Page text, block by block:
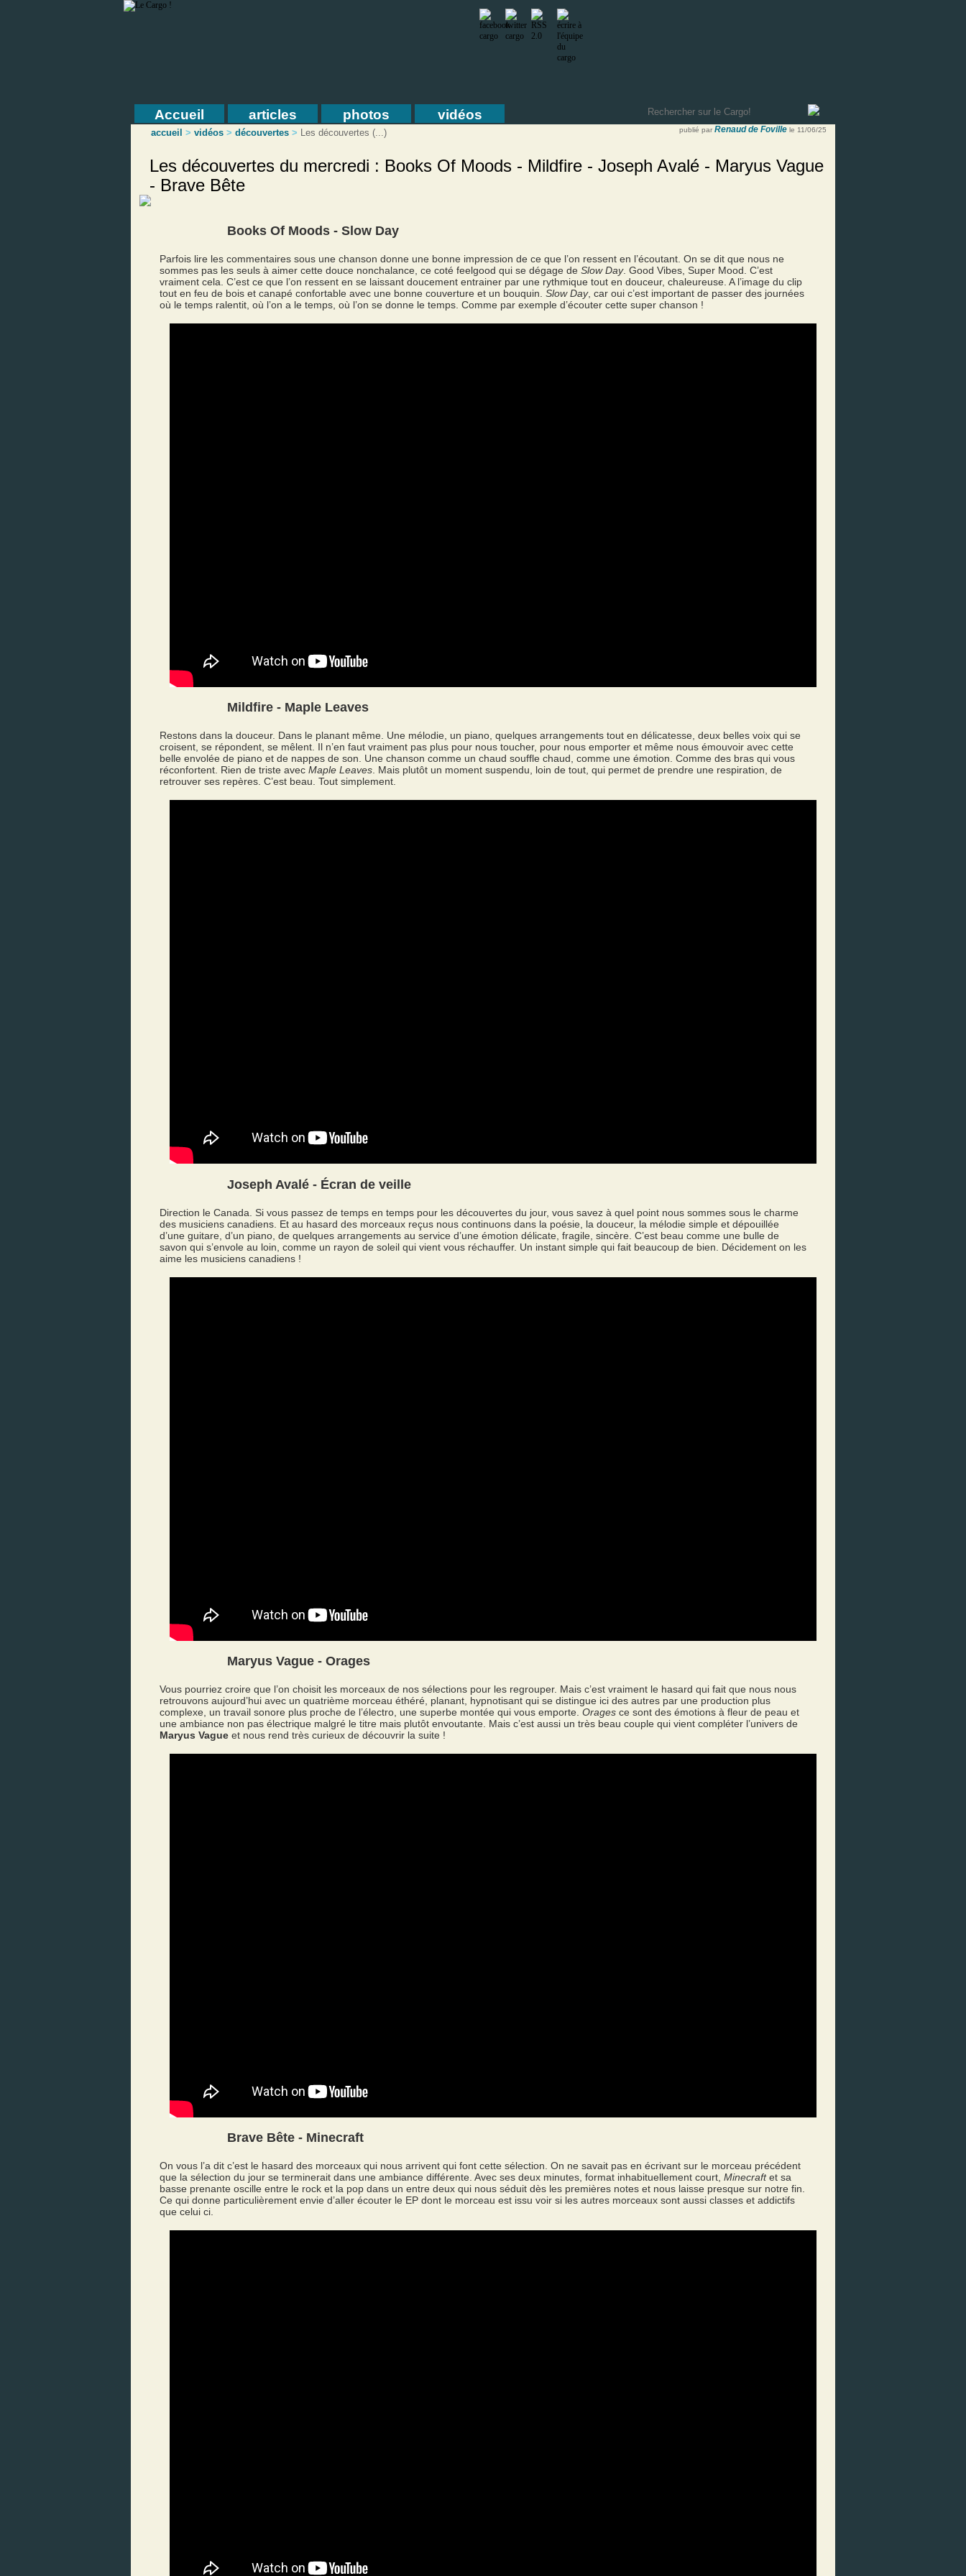
Accueil articles photos vidéos
accueil > vidéos > découvertes > Les découvertes (...) publié par Renaud de Foville le 11/06/25
Les découvertes du mercredi : Books Of Moods - Mildfire - Joseph Avalé - Maryus Vague
- Brave Bête
Books Of Moods - Slow Day
Parfois lire les commentaires sous une chanson donne une bonne impression de ce que l’on ressent en l’écoutant. On se dit que nous ne
sommes pas les seuls à aimer cette douce nonchalance, ce coté feelgood qui se dégage de Slow Day. Good Vibes, Super Mood. C’est
vraiment cela. C’est ce que l’on ressent en se laissant doucement entrainer par une rythmique tout en douceur, chaleureuse. A l’image du clip
tout en feu de bois et canapé confortable avec une bonne couverture et un bouquin. Slow Day, car oui c’est important de passer des journées
où le temps ralentit, où l’on a le temps, où l’on se donne le temps. Comme par exemple d’écouter cette super chanson !
Mildfire - Maple Leaves
Restons dans la douceur. Dans le planant même. Une mélodie, un piano, quelques arrangements tout en délicatesse, deux belles voix qui se
croisent, se répondent, se mêlent. Il n’en faut vraiment pas plus pour nous toucher, pour nous emporter et même nous émouvoir avec cette
belle envolée de piano et de nappes de son. Une chanson comme un chaud souffle chaud, comme une émotion. Comme des bras qui vous
réconfortent. Rien de triste avec Maple Leaves. Mais plutôt un moment suspendu, loin de tout, qui permet de prendre une respiration, de
retrouver ses repères. C’est beau. Tout simplement.
Joseph Avalé - Écran de veille
Direction le Canada. Si vous passez de temps en temps pour les découvertes du jour, vous savez à quel point nous sommes sous le charme
des musiciens canadiens. Et au hasard des morceaux reçus nous continuons dans la poésie, la douceur, la mélodie simple et dépouillée
d’une guitare, d’un piano, de quelques arrangements au service d’une émotion délicate, fragile, sincère. C’est beau comme une bulle de
savon qui s’envole au loin, comme un rayon de soleil qui vient vous réchauffer. Un instant simple qui fait beaucoup de bien. Décidement on les
aime les musiciens canadiens !
Maryus Vague - Orages
Vous pourriez croire que l’on choisit les morceaux de nos sélections pour les regrouper. Mais c’est vraiment le hasard qui fait que nous nous
retrouvons aujourd’hui avec un quatrième morceau éthéré, planant, hypnotisant qui se distingue ici des autres par une production plus
complexe, un travail sonore plus proche de l’électro, une superbe montée qui vous emporte. Orages ce sont des émotions à fleur de peau et
une ambiance non pas électrique malgré le titre mais plutôt envoutante. Mais c’est aussi un très beau couple qui vient compléter l’univers de
Maryus Vague et nous rend très curieux de découvrir la suite !
Brave Bête - Minecraft
On vous l’a dit c’est le hasard des morceaux qui nous arrivent qui font cette sélection. On ne savait pas en écrivant sur le morceau précédent
que la sélection du jour se terminerait dans une ambiance différente. Avec ses deux minutes, format inhabituellement court, Minecraftet sa
basse prenante oscille entre le rock et la pop dans un entre deux qui nous séduit dès les premières notes et nous laisse presque sur notre fin.
Ce qui donne particulièrement envie d’aller écouter le EP dont le morceau est issu voir si les autres morceaux sont aussi classes et addictifs
que celui ci.